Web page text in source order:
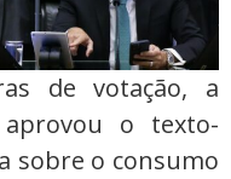
de votação, a
aprovou o texto-
sobre o consumo